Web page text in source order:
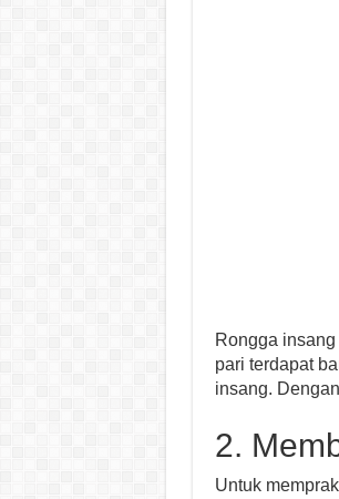
Rongga
pari terdapat
insang.
2.
Untuk